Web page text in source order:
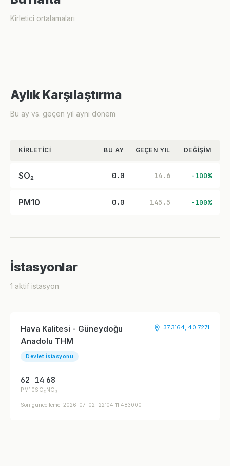
Kirletici ortalamaları
Aylık Karşılaştırma
Bu ay vs. geçen yıl aynı dönem
KIRLETICI BU AY GEÇEN YIL DEĞIŞIM
SO₂ 0.0 14.6 -100%
PM10 0.0 145.5 -100%
İstasyonlar
1 aktif istasyon
Hava Kalitesi - Güneydoğu
Anadolu THM
Devlet İstasyonu
37.3164, 40.7271
62
PM10
14
SO₂
68
NO₂
Son güncelleme: 2026-07-02T22:04:11.483000